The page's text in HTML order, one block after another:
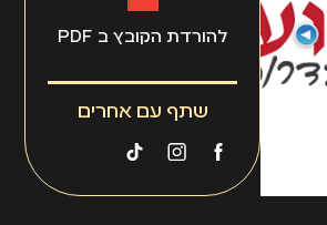
להורדת הקובץ ב PDF
שתף עם אחרים